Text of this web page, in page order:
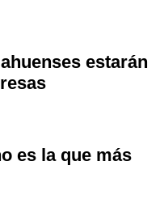
estarán
es la que más